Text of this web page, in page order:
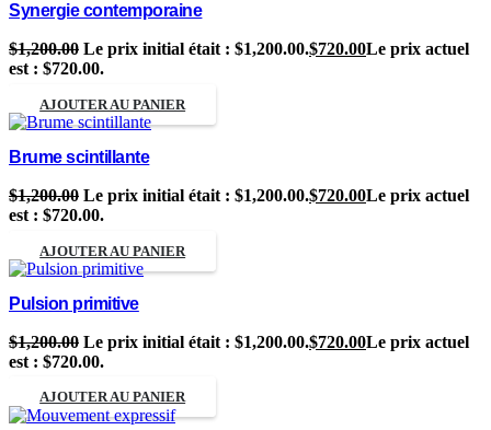
Synergie contemporaine
$1,200.00 Le prix initial était : $1,200.00.$720.00Le prix actuel
est : $720.00.
AJOUTER AU PANIER
Brume scintillante
$1,200.00 Le prix initial était : $1,200.00.$720.00Le prix actuel
est : $720.00.
AJOUTER AU PANIER
Pulsion primitive
$1,200.00 Le prix initial était : $1,200.00.$720.00Le prix actuel
est : $720.00.
AJOUTER AU PANIER